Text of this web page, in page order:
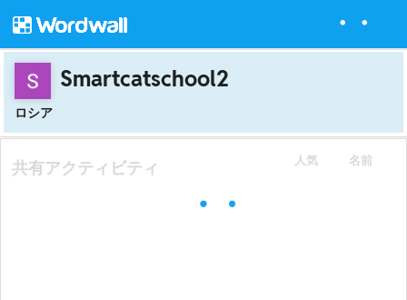
Smartcatschool2
ロシア
人気 名前
共有アクティビティ